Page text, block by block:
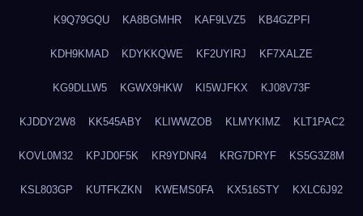
K9Q79GQU KA8BGMHR KAF9LVZ5 KB4GZPFI
KDH9KMAD KDYKKQWE KF2UYIRJ KF7XALZE
KG9DLLW5 KGWX9HKW KI5WJFKX KJ08V73F
KJDDY2W8 KK545ABY KLIWWZOB KLMYKIMZ KLT1PAC2
KOVL0M32 KPJD0F5K KR9YDNR4 KRG7DRYF KS5G3Z8M
KSL803GP KUTFKZKN KWEMS0FA KX516STY KXLC6J92